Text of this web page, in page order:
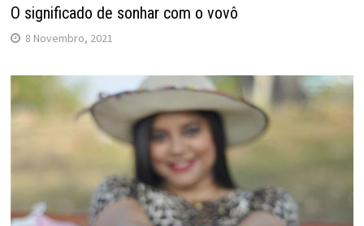
O significado de sonhar com o vovô
8 Novembro, 2021